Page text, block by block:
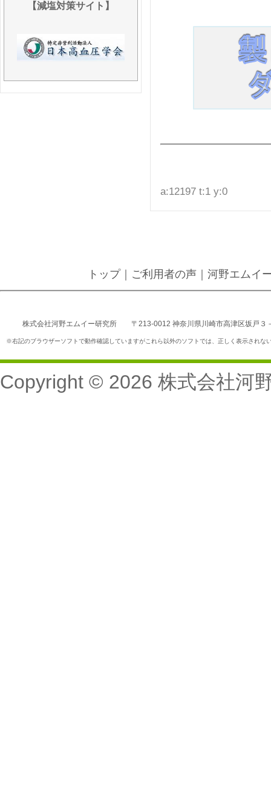
a:12197 t:1 y:0
【減塩対策サイト】
トップ｜ ご利用者の声 ｜ 河野エムイ
株式会社河野エムイー研究所 〒213-0012 神奈川県川崎市高津区坂
※右記のブラウザーソフトで動作確認していますがこれら以外のソフトでは、正しく表示され
Copyright © 2026 株式会社河